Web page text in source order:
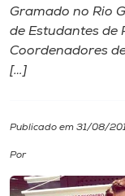
I.nova
Diplomados
Gramado no Rio
de Estudantes de
Coordenadores
[…]
Publicado em 31/08/
Por